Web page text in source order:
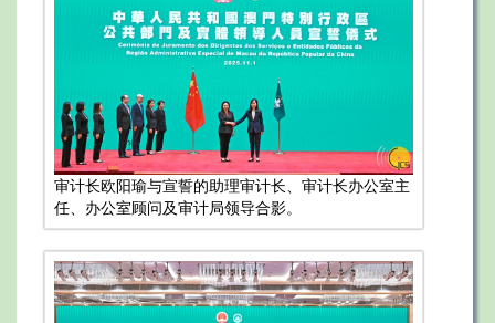
审计长欧阳瑜与宣誓的助理审计长、审计长办公室主
任、办公室顾问及审计局领导合影。